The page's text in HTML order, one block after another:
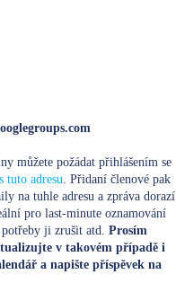
můžete požádat přihlášením se
tuto adresu. Přidaní členové pak
na tuhle adresu a zpráva dorazí
pro last-minute oznamování
ji zrušit atd. Prosím
v takovém případě i
a napište příspěvek na